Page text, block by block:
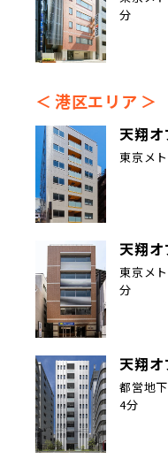
分
港区エリア
天翔
東京メ
天翔オ
東京メ
分
天翔
都営地
4分